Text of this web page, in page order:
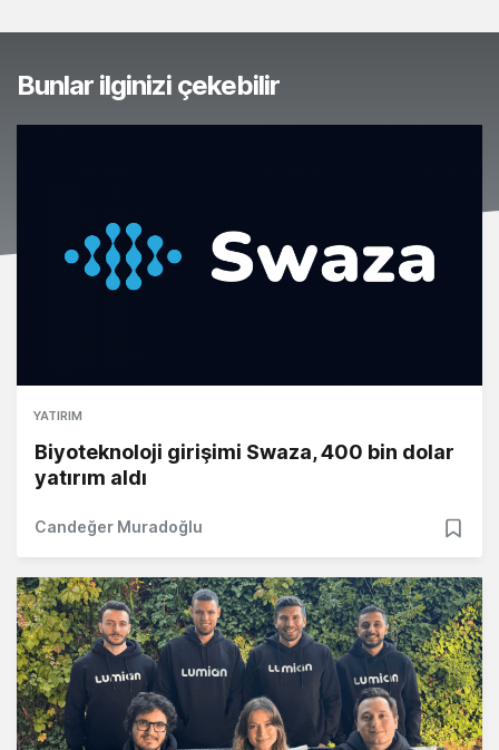
Bunlar ilginizi çekebilir
YATIRIM
Biyoteknoloji girişimi Swaza, 400 bin dolar
yatırım aldı
Candeğer Muradoğlu